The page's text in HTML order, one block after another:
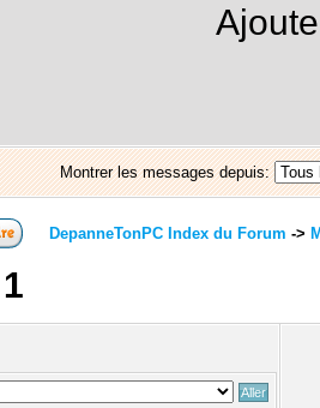
Montrer les messages depuis:
DepanneTonPC Index du Forum ->
1